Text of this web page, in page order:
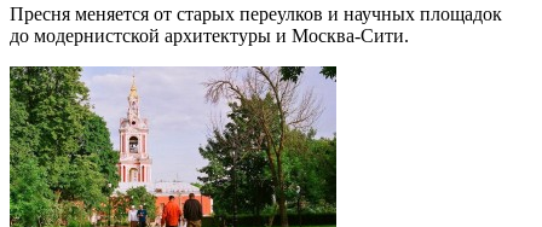
Пресня меняется от старых переулков и научных площадок
до модернистской архитектуры и Москва-Сити.